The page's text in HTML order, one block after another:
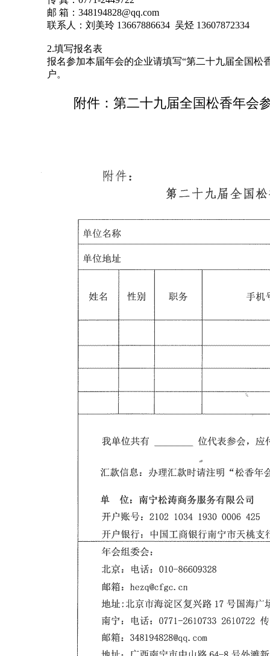
邮 箱：348194828@qq.com
联系人：刘美玲 13667886634 吴烃 13607872334
2.填写报名表
报名参加本届年会的企业请填写“第二十九届全国松
户。
附件：第二十九届全国松香年会